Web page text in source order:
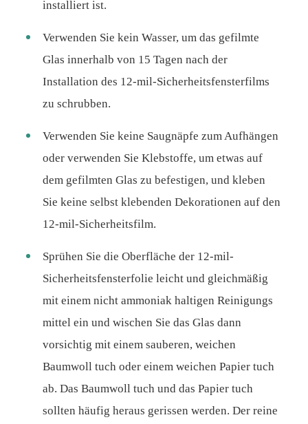
installiert ist.
Verwenden Sie kein Wasser, um das gefilmte
Glas innerhalb von 15 Tagen nach der
Installation des 12-mil-Sicherheitsfensterfilms
zu schrubben.
Verwenden Sie keine Saugnäpfe zum Aufhängen
oder verwenden Sie Klebstoffe, um etwas auf
dem gefilmten Glas zu befestigen, und kleben
Sie keine selbst klebenden Dekorationen auf den
12-mil-Sicherheitsfilm.
Sprühen Sie die Oberfläche der 12-mil-
Sicherheitsfensterfolie leicht und gleichmäßig
mit einem nicht ammoniak haltigen Reinigungs
mittel ein und wischen Sie das Glas dann
vorsichtig mit einem sauberen, weichen
Baumwoll tuch oder einem weichen Papier tuch
ab. Das Baumwoll tuch und das Papier tuch
sollten häufig heraus gerissen werden. Der reine